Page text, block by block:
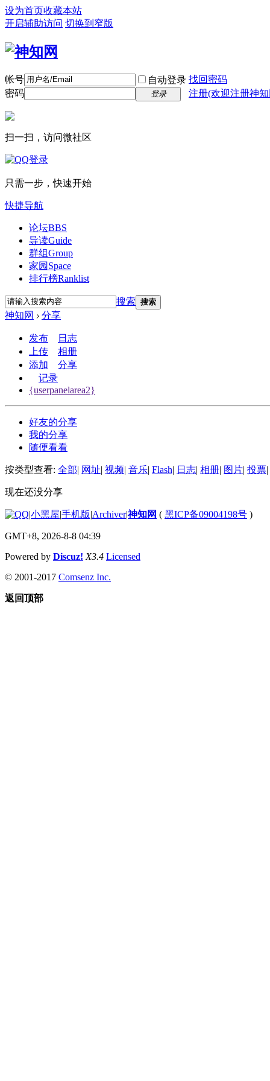
设为首页收藏本站
开启辅助访问 切换到窄版
帐号 自动登录 找回密码
密码
登录 注册(欢迎注册神
扫一扫，访问微社区
只需一步，快速开始
快捷导航
论坛BBS
导读Guide
群组Group
家园 Space
排行榜Ranklist
搜索 搜索
神知网 › 分享
发布
日志
上传
相册
添加
分享
记录
{userpanelarea2}
好友的分享
我的分享
随便看看
按类型查看: 全部| 网址| 视频| 音乐| Flash| 日志| 相册| 图片| 投票|
现在还没分享
|小黑屋|手机版|Archiver|神知网 ( 黑ICP备09004198号 )
GMT+8, 2026-8-8 04:39
Powered by Discuz! X3.4 Licensed
© 2001-2017 Comsenz Inc.
返回顶部